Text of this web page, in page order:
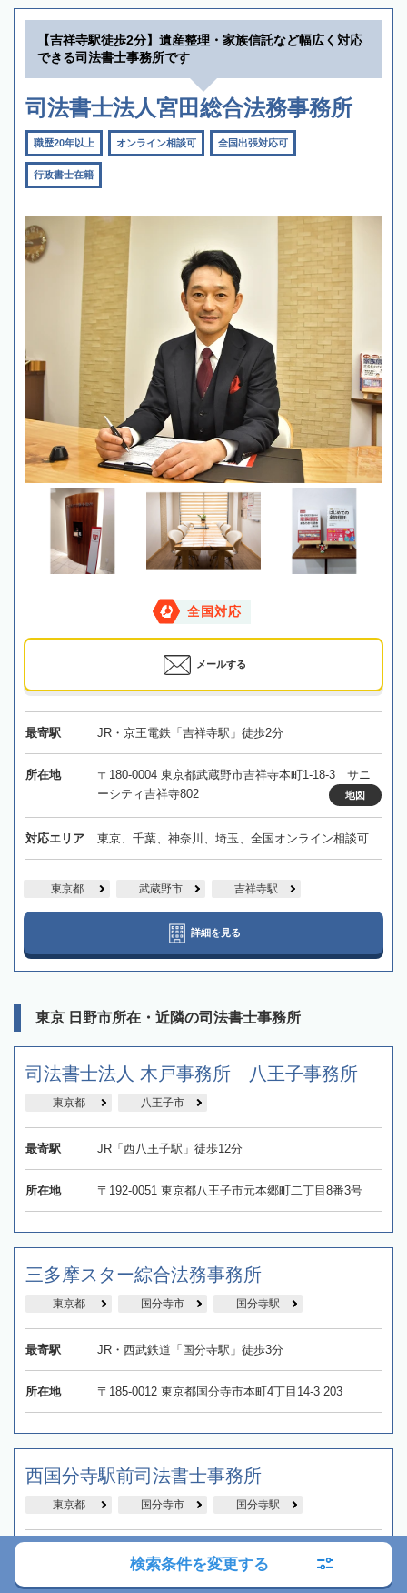
【吉祥寺駅徒歩2分】遺産整理・家族信託など幅広く対応
できる司法書士事務所です
司法書士法人宮田総合法務事務所
職歴20年以上 オンライン相談可 全国出張対応可
行政書士在籍
全国対応
メールする
最寄駅 JR・京王電鉄「吉祥寺駅」徒歩2分
所在地
〒180-0004 東京都武蔵野市吉祥寺本町1-18-3 サニ
ーシティ吉祥寺802
地図
対応エリア 東京、千葉、神奈川、埼玉、全国オンライン相談可
東京都 武蔵野市 吉祥寺駅
詳細を見る
東京 日野市所在・近隣の司法書士事務所
司法書士法人 木戸事務所 八王子事務所
東京都 八王子市
最寄駅 JR「西八王子駅」徒歩12分
所在地 〒192-0051 東京都八王子市元本郷町二丁目8番3号
三多摩スター綜合法務事務所
東京都 国分寺市 国分寺駅
最寄駅 JR・西武鉄道「国分寺駅」徒歩3分
所在地 〒185-0012 東京都国分寺市本町4丁目14-3 203
西国分寺駅前司法書士事務所
東京都 国分寺市 国分寺駅
検索条件を変更する